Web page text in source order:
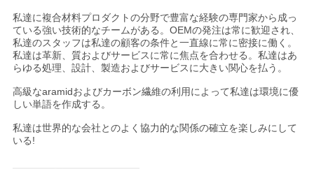
私達に複合材料プロダクトの分野で豊富な経験の専門家から成っ
ている強い技術的なチームがある。OEMの発注は常に歓迎され、
私達のスタッフは私達の顧客の条件と一直線に常に密接に働く。
私達は革新、質およびサービスに常に焦点を合わせる。私達はあ
らゆる処理、設計、製造およびサービスに大きい関心を払う。
高級なaramidおよびカーボン繊維の利用によって私達は環境に優
しい単語を作成する。
私達は世界的な会社とのよく協力的な関係の確立を楽しみにして
いる!